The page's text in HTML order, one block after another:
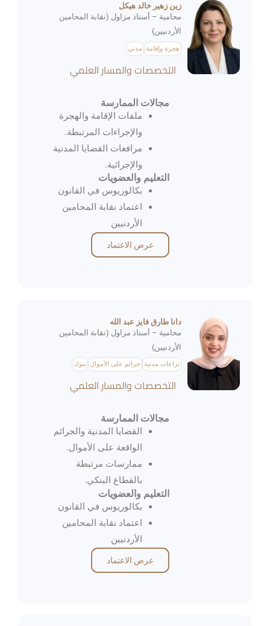
زين زهير خالد هيكل
محامية – أستاذ مزاول (نقابة المحامين
الأردنيين)
هجرة وإقامة مدني
التخصصات والمسار العلمي
مجالات الممارسة
ملفات الإقامة والهجرة
والإجراءات المرتبطة.
مرافعات القضايا المدنية
والإجرائية.
التعليم والعضويات
بكالوريوس في القانون
اعتماد نقابة المحامين
الأردنيين
عرض الاعتماد
دانا طارق فايز عبد الله
محامية – أستاذ مزاول (نقابة المحامين
الأردنيين)
نزاعات مدنية جرائم على الأموال بنوك
التخصصات والمسار العلمي
مجالات الممارسة
القضايا المدنية والجرائم
الواقعة على الأموال.
ممارسات مرتبطة
بالقطاع البنكي.
التعليم والعضويات
بكالوريوس في القانون
اعتماد نقابة المحامين
الأردنيين
عرض الاعتماد